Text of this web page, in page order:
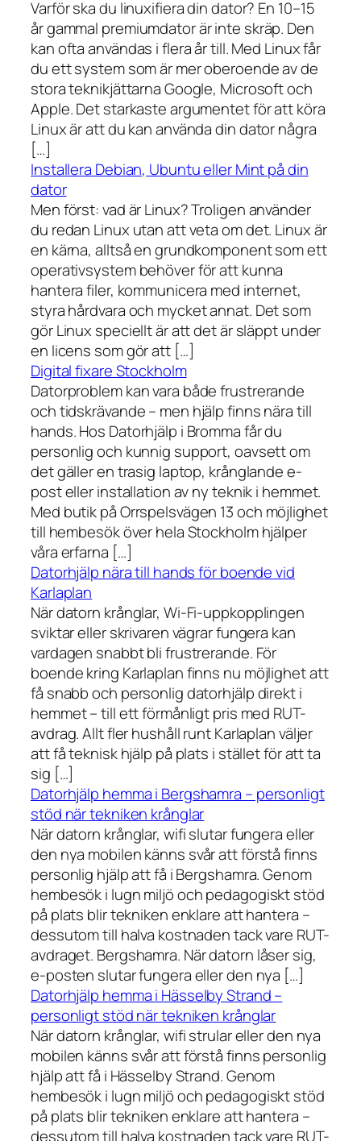
Varför ska du linuxifiera din dator? En 10–15
år gammal premiumdator är inte skräp. Den
kan ofta användas i flera år till. Med Linux får
du ett system som är mer oberoende av de
stora teknikjättarna Google, Microsoft och
Apple. Det starkaste argumentet för att köra
Linux är att du kan använda din dator några
[…]
Installera Debian, Ubuntu eller Mint på din
dator
Men först: vad är Linux? Troligen använder
du redan Linux utan att veta om det. Linux är
en kärna, alltså en grundkomponent som ett
operativsystem behöver för att kunna
hantera filer, kommunicera med internet,
styra hårdvara och mycket annat. Det som
gör Linux speciellt är att det är släppt under
en licens som gör att […]
Digital fixare Stockholm
Datorproblem kan vara både frustrerande
och tidskrävande – men hjälp finns nära till
hands. Hos Datorhjälp i Bromma får du
personlig och kunnig support, oavsett om
det gäller en trasig laptop, krånglande e-
post eller installation av ny teknik i hemmet.
Med butik på Orrspelsvägen 13 och möjlighet
till hembesök över hela Stockholm hjälper
våra erfarna […]
Datorhjälp nära till hands för boende vid
Karlaplan
När datorn krånglar, Wi-Fi-uppkopplingen
sviktar eller skrivaren vägrar fungera kan
vardagen snabbt bli frustrerande. För
boende kring Karlaplan finns nu möjlighet att
få snabb och personlig datorhjälp direkt i
hemmet – till ett förmånligt pris med RUT-
avdrag. Allt fler hushåll runt Karlaplan väljer
att få teknisk hjälp på plats i stället för att ta
sig […]
Datorhjälp hemma i Bergshamra – personligt
stöd när tekniken krånglar
När datorn krånglar, wifi slutar fungera eller
den nya mobilen känns svår att förstå finns
personlig hjälp att få i Bergshamra. Genom
hembesök i lugn miljö och pedagogiskt stöd
på plats blir tekniken enklare att hantera –
dessutom till halva kostnaden tack vare RUT-
avdraget. Bergshamra. När datorn låser sig,
e-posten slutar fungera eller den nya […]
Datorhjälp hemma i Hässelby Strand –
personligt stöd när tekniken krånglar
När datorn krånglar, wifi strular eller den nya
mobilen känns svår att förstå finns personlig
hjälp att få i Hässelby Strand. Genom
hembesök i lugn miljö och pedagogiskt stöd
på plats blir tekniken enklare att hantera –
dessutom till halva kostnaden tack vare RUT-